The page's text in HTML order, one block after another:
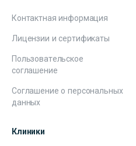
Контактная информация
Лицензии и сертификаты
Пользовательское
соглашение
Соглашение о персональных
данных
Клиники